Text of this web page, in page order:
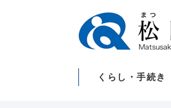
くらし・手続き